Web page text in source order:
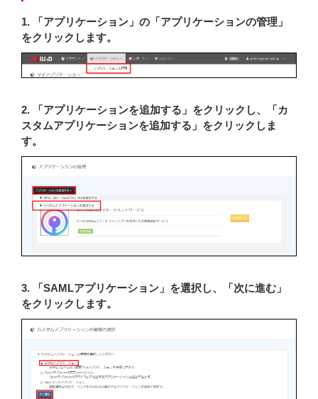
1. 「アプリケーション」の「アプリケーションの管理」
をクリックします。
2. 「アプリケーションを追加する」をクリックし、「カ
スタムアプリケーションを追加する」をクリックしま
す。
3. 「SAMLアプリケーション」を選択し、「次に進む」
をクリックします。